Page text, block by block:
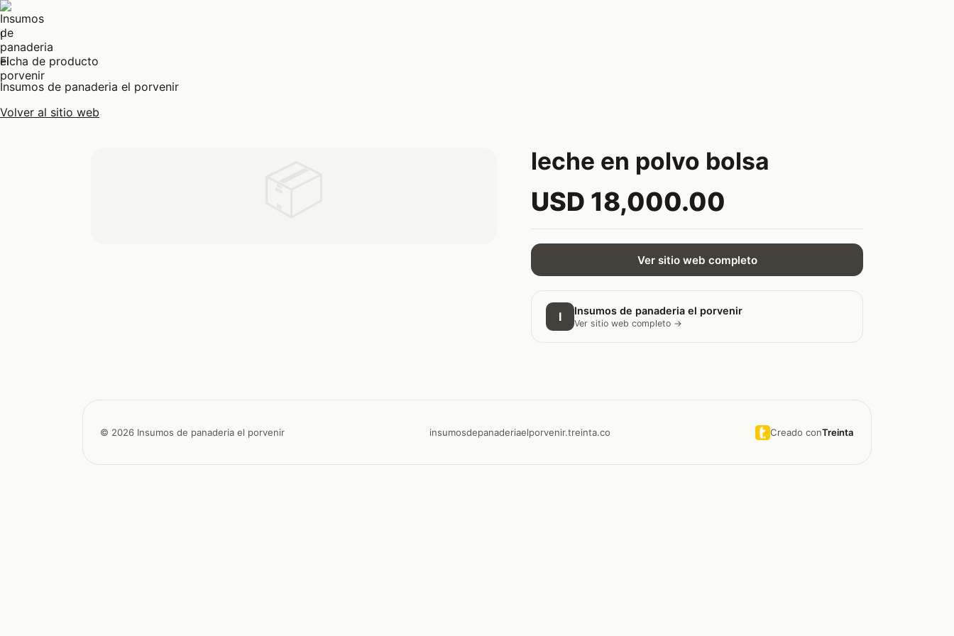
I
Ficha de producto
Insumos de panaderia el porvenir
Volver al sitio web
leche en polvo bolsa
USD 18,000.00
Ver sitio web completo
I Insumos de panaderia el porvenir
Ver sitio web completo →
© 2026 Insumos de panaderia el porvenir insumosdepanaderiaelporvenir.treinta.co Creado conTreinta